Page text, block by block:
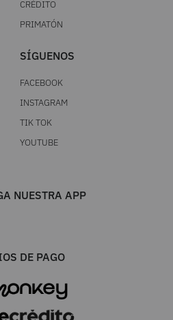
CRÉDITO
PRIMATÓN
SÍGUENOS
FACEBOOK
INSTAGRAM
TIK TOK
YOUTUBE
NUESTRA APP
DE PAGO